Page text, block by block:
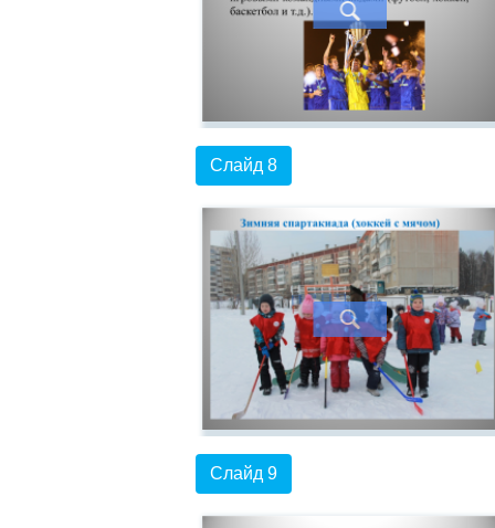
Слайд 8
Слайд 9